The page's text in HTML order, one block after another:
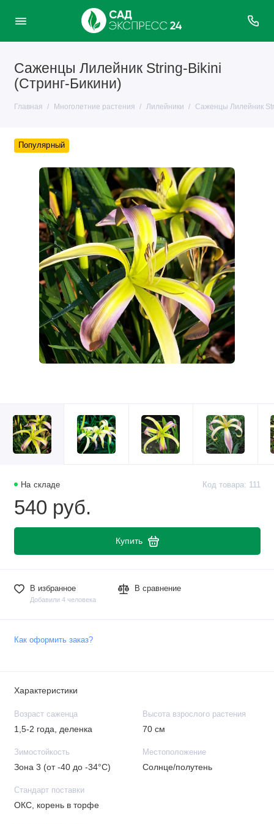
Саженцы Лилейник String-Bikini
(Стринг-Бикини)
Главная Многолетние растения Лилейники Саженцы Лилейник
Популярный
На складе Код товара: 111
540 руб.
Купить
В избранное
Добавили 4 человека
В сравнение
Как оформить заказ?
Характеристики
Возраст саженца
1,5-2 года, деленка
Высота взрослого растения
70 см
Зимостойкость
Зона 3 (от -40 до -34°C)
Местоположение
Солнце/полутень
Стандарт поставки
ОКС, корень в торфе